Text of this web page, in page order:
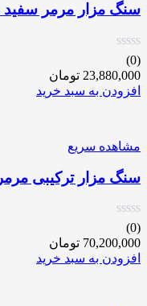
سنگ مزار مرمر سفید
(0)
23,880,000 تومان
افزودن به سبد خرید
مشاهده سریع
سنگ مزار ترکیبی
(0)
70,200,000 تومان
افزودن به سبد خرید